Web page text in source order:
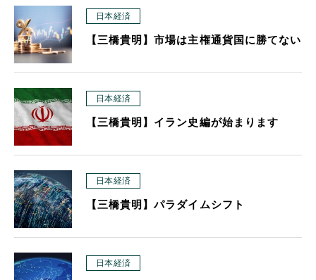
日本経済
【三橋貴明】市場は主権通貨国に勝てない
日本経済
【三橋貴明】イラン史編が始まります
日本経済
【三橋貴明】パラダイムシフト
日本経済